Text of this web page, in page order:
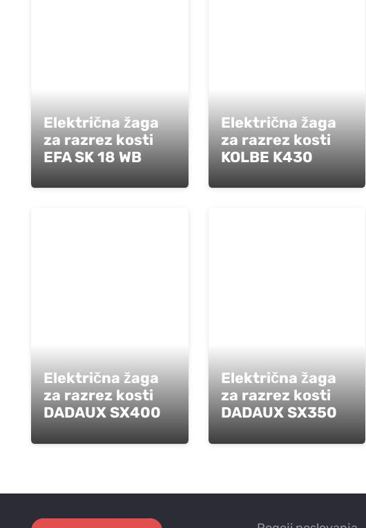
Električna žaga
za razrez kosti
EFA SK 18 WB
Električna žaga
za razrez kosti
KOLBE K430
Električna žaga
za razrez kosti
DADAUX SX400
Električna žaga
za razrez kosti
DADAUX SX350